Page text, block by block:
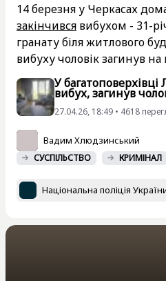
14 березня у Черкасах
закінчився вибухом - 31-
гранату біля житлового
вибуху чоловік загинув на
У
вибух, загинув
27.04.26, 18:49 • 4618
Вадим Хлюдзинський
СУСПІЛЬСТВО КРИМІНАЛ
Національна поліція